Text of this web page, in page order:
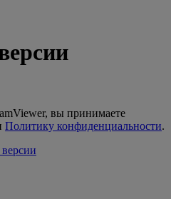
вы принимаете
Политику конфиденциальности.